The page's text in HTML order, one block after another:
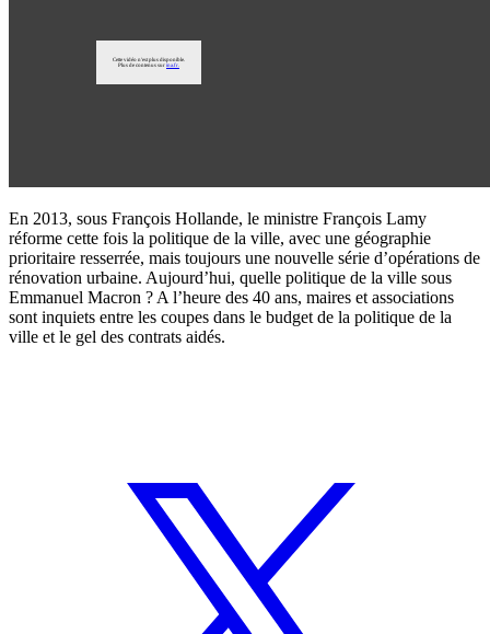
En 2013, sous François Hollande, le ministre François Lamy
réforme cette fois la politique de la ville, avec une géographie
prioritaire resserrée, mais toujours une nouvelle série d’opérations de
rénovation urbaine. Aujourd’hui, quelle politique de la ville sous
Emmanuel Macron ? A l’heure des 40 ans, maires et associations
sont inquiets entre les coupes dans le budget de la politique de la
ville et le gel des contrats aidés.